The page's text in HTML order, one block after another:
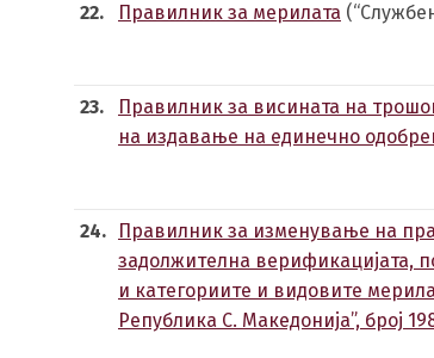
22. Правилник за мерилата
23.
Правилник за висината на
на издавање на единечно
24.
Правилник за изменување на
задолжителна верификацијата,
и категориите и видовите
Република С. Македонија”, број